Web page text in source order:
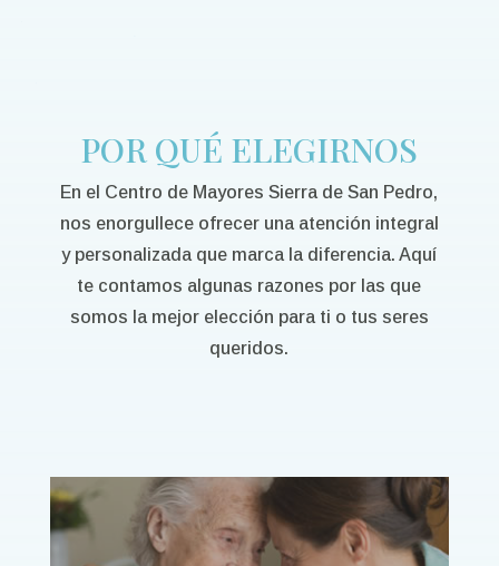
POR QUÉ ELEGIRNOS
En el Centro de Mayores Sierra de San Pedro,
nos enorgullece ofrecer una atención integral
y personalizada que marca la diferencia. Aquí
te contamos algunas razones por las que
somos la mejor elección para ti o tus seres
queridos.